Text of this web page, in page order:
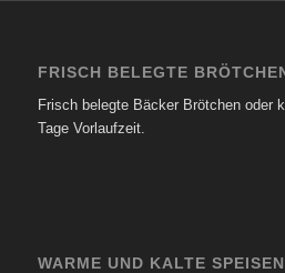
FRISCH BELEGTE
Frisch belegte Bäcker Brötchen oder
Tage Vorlaufzeit.
WARME UND KALTE SPEISEN